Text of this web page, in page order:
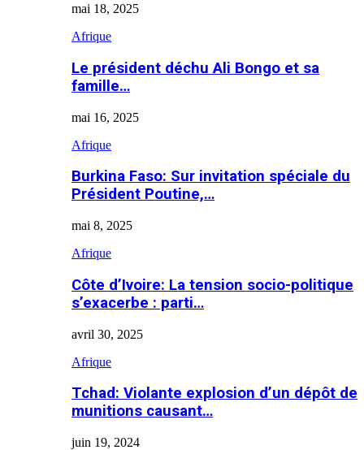
mai 18, 2025
Afrique
Le président déchu Ali Bongo et sa
famille…
mai 16, 2025
Afrique
Burkina Faso: Sur invitation spéciale du
Président Poutine,…
mai 8, 2025
Afrique
Côte d’Ivoire: La tension socio-politique
s’exacerbe : parti…
avril 30, 2025
Afrique
Tchad: Violante explosion d’un dépôt de
munitions causant…
juin 19, 2024